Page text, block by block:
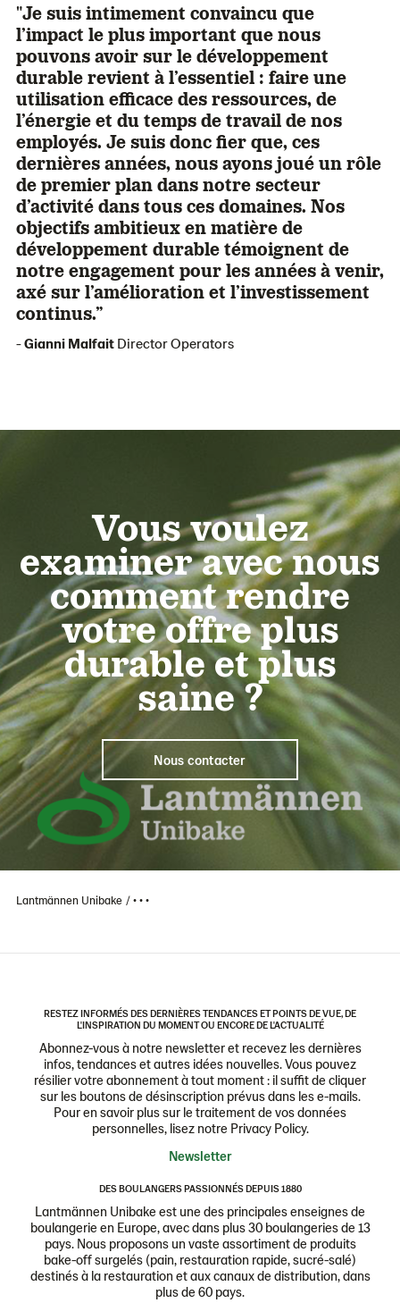
"Je suis intimement convaincu que
l’impact le plus important que nous
pouvons avoir sur le développement
durable revient à l’essentiel : faire une
utilisation efficace des ressources, de
l’énergie et du temps de travail de nos
employés. Je suis donc fier que, ces
dernières années, nous ayons joué un rôle
de premier plan dans notre secteur
d’activité dans tous ces domaines. Nos
objectifs ambitieux en matière de
développement durable témoignent de
notre engagement pour les années à venir,
axé sur l’amélioration et l’investissement
continus.”
-Gianni Malfait Director Operators
Vous voulez
examiner avec nous
comment rendre
votre offre plus
durable et plus
saine ?
Nous contacter
Lantmännen Unibake • • •
RESTEZ INFORMÉS DES DERNIÈRES TENDANCES ET POINTS DE VUE, DE
L'INSPIRATION DU MOMENT OU ENCORE DE L'ACTUALITÉ
Abonnez-vous à notre newsletter et recevez les dernières
infos, tendances et autres idées nouvelles. Vous pouvez
résilier votre abonnement à tout moment : il suffit de cliquer
sur les boutons de désinscription prévus dans les e-mails.
Pour en savoir plus sur le traitement de vos données
personnelles, lisez notre Privacy Policy.
Newsletter
DES BOULANGERS PASSIONNÉS DEPUIS 1880
Lantmännen Unibake est une des principales enseignes de
boulangerie en Europe, avec dans plus 30 boulangeries de 13
pays. Nous proposons un vaste assortiment de produits
bake-off surgelés (pain, restauration rapide, sucré-salé)
destinés à la restauration et aux canaux de distribution, dans
plus de 60 pays.